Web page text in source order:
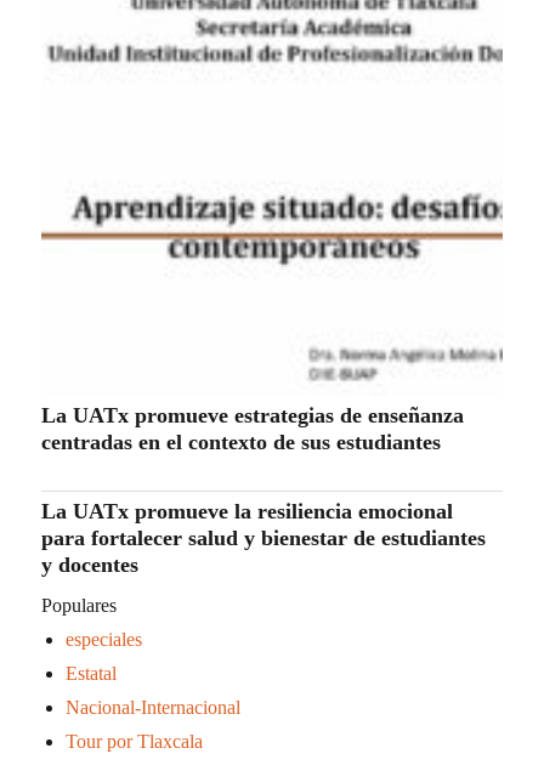
La UATx promueve estrategias de enseñanza
centradas en el contexto de sus estudiantes
La UATx promueve la resiliencia emocional
para fortalecer salud y bienestar de estudiantes
y docentes
Populares
especiales
Estatal
Nacional-Internacional
Tour por Tlaxcala